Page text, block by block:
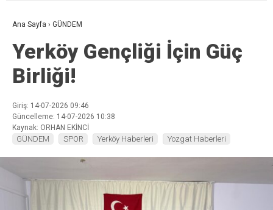
Ana Sayfa › GÜNDEM
Yerköy Gençliği İçin Güç
Birliği!
Giriş: 14-07-2026 09:46
Güncelleme: 14-07-2026 10:38
Kaynak: ORHAN EKİNCİ
GÜNDEM SPOR Yerköy Haberleri Yozgat Haberleri